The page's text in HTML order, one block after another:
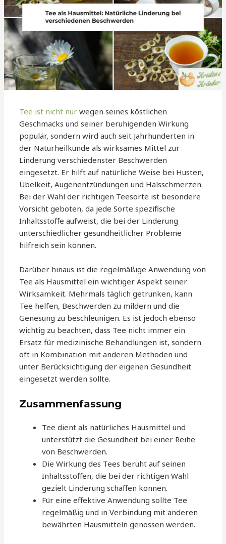
Tee ist nicht nur wegen seines köstlichen
Geschmacks und seiner beruhigenden Wirkung
populär, sondern wird auch seit Jahrhunderten in
der Naturheilkunde als wirksames Mittel zur
Linderung verschiedenster Beschwerden
eingesetzt. Er hilft auf natürliche Weise bei Husten,
Übelkeit, Augenentzündungen und Halsschmerzen.
Bei der Wahl der richtigen Teesorte ist besondere
Vorsicht geboten, da jede Sorte spezifische
Inhaltsstoffe aufweist, die bei der Linderung
unterschiedlicher gesundheitlicher Probleme
hilfreich sein können.
Darüber hinaus ist die regelmäßige Anwendung von
Tee als Hausmittel ein wichtiger Aspekt seiner
Wirksamkeit. Mehrmals täglich getrunken, kann
Tee helfen, Beschwerden zu mildern und die
Genesung zu beschleunigen. Es ist jedoch ebenso
wichtig zu beachten, dass Tee nicht immer ein
Ersatz für medizinische Behandlungen ist, sondern
oft in Kombination mit anderen Methoden und
unter Berücksichtigung der eigenen Gesundheit
eingesetzt werden sollte.
Zusammenfassung
Tee dient als natürliches Hausmittel und
unterstützt die Gesundheit bei einer Reihe
von Beschwerden.
Die Wirkung des Tees beruht auf seinen
Inhaltsstoffen, die bei der richtigen Wahl
gezielt Linderung schaffen können.
Für eine effektive Anwendung sollte Tee
regelmäßig und in Verbindung mit anderen
bewährten Hausmitteln genossen werden.